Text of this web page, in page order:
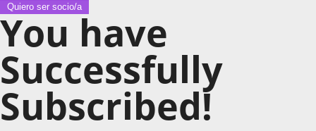
Quiero ser socio/a
You have
Successfully
Subscribed!